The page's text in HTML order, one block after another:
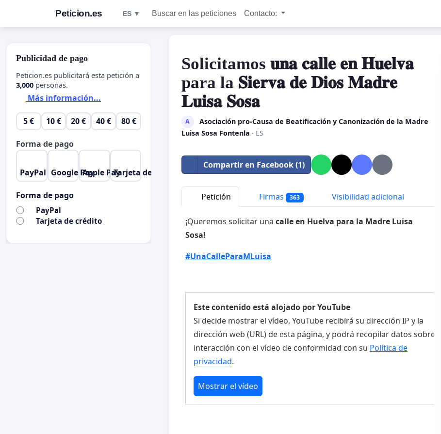
Peticion.es ES ▼ Buscar en las peticiones Contacto:
Solicitamos 𝐮𝐧𝐚 𝐜𝐚𝐥𝐥𝐞 𝐞𝐧 𝐇𝐮𝐞𝐥𝐯𝐚
para la 𝐒𝐢𝐞𝐫𝐯𝐚 𝐝𝐞 𝐃𝐢𝐨𝐬 𝐌𝐚𝐝𝐫𝐞
𝐋𝐮𝐢𝐬𝐚 𝐒𝐨𝐬𝐚
A
Asociación pro-Causa de Beatificación y Canonización de la Madre
Luisa Sosa Fontenla · ES
Compartir en Facebook (1)
Petición Firmas 363 Visibilidad adicional
¡Queremos solicitar una calle en Huelva para la Madre Luisa
Sosa!
#UnaCalleParaMLuisa
Este contenido está alojado por YouTube
Si decide mostrar el vídeo, YouTube recibirá su dirección IP y la
dirección web (URL) de esta página, y podrá recopilar datos sobre su
interacción con el vídeo de conformidad con su Política de
privacidad.
Mostrar el vídeo
Publicidad de pago
Peticion.es publicitará esta petición a
3,000 personas.
Más información...
5 € 10 € 20 € 40 € 80 €
Forma de pago
PayPal Google PayApple PayTarjeta de crédito
Forma de pago
PayPal
Tarjeta de crédito